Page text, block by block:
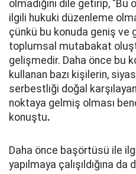
olmadığını dile getirip, "Bu
ilgili hukuki düzenleme
çünkü bu konuda geniş ve
toplumsal mutabakat
gelişmedir. Daha önce bu
kullanan bazı kişilerin,
serbestliği doğal
noktaya gelmiş olması
konuştu.
Daha önce başörtüsü ile
yapılmaya çalışıldığına da